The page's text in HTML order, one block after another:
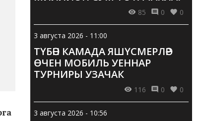
85 0 0
3 августа 2026 - 11:00
ТҮБӘН КАМАДА ЯШҮСМЕРЛӘР
ӨЧЕН МОБИЛЬ УЕННАР
ТУРНИРЫ УЗАЧАК
116 0 0
3 августа 2026 - 10:56